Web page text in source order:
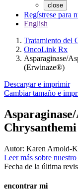
close
Regístrese para
English
Tratamiento del
OncoLink Rx
Asparaginase/
(Erwinaze®)
Descargar e imprimir
Cambiar tamaño e
Autor: Karen Arnold-
Leer más sobre
Fecha de la última
encontrar mi